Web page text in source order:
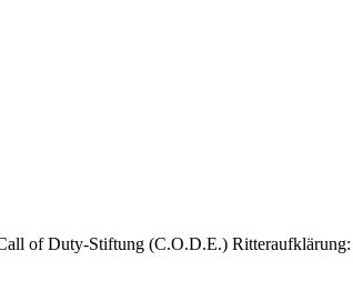
of Duty-Stiftung (C.O.D.E.) Ritteraufklärung: